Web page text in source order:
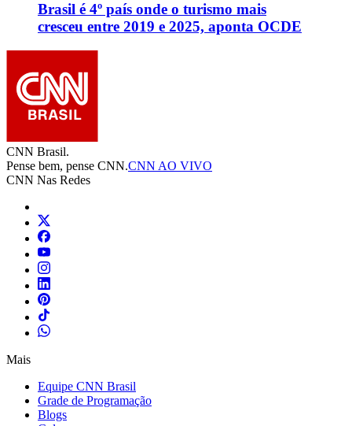
Brasil é 4º país onde o turismo mais
cresceu entre 2019 e 2025, aponta OCDE
CNN Brasil.
Pense bem, pense CNN.CNN AO VIVO
CNN Nas Redes
Mais
Equipe CNN Brasil
Grade de Programação
Blogs